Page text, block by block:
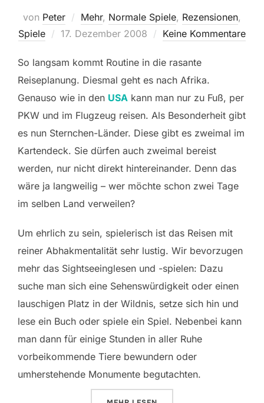
von Peter Mehr, Normale Spiele, Rezensionen,
Spiele
Veröffentlicht
17. Dezember 2008 Keine Kommentare
So langsam kommt Routine in die rasante
Reiseplanung. Diesmal geht es nach Afrika.
Genauso wie in den USA kann man nur zu Fuß, per
PKW und im Flugzeug reisen. Als Besonderheit gibt
es nun Sternchen-Länder. Diese gibt es zweimal im
Kartendeck. Sie dürfen auch zweimal bereist
werden, nur nicht direkt hintereinander. Denn das
wäre ja langweilig – wer möchte schon zwei Tage
im selben Land verweilen?
Um ehrlich zu sein, spielerisch ist das Reisen mit
reiner Abhakmentalität sehr lustig. Wir bevorzugen
mehr das Sightseeinglesen und -spielen: Dazu
suche man sich eine Sehenswürdigkeit oder einen
lauschigen Platz in der Wildnis, setze sich hin und
lese ein Buch oder spiele ein Spiel. Nebenbei kann
man dann für einige Stunden in aller Ruhe
vorbeikommende Tiere bewundern oder
umherstehende Monumente begutachten.